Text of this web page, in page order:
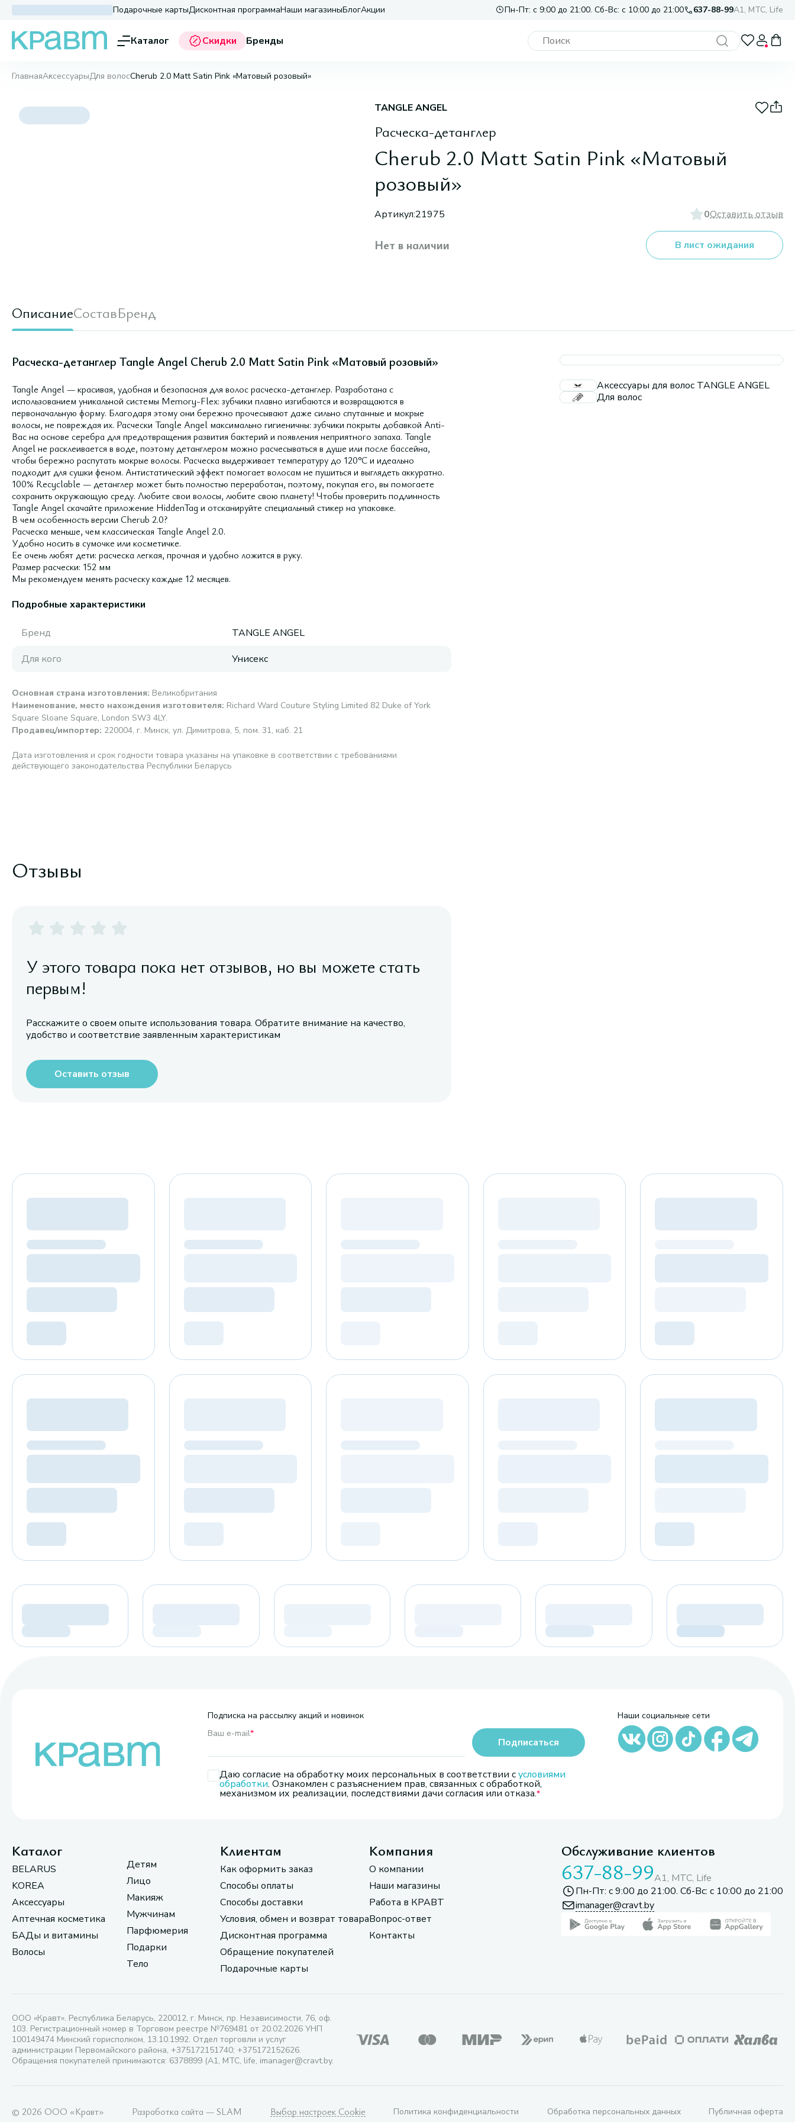
Подарочные картыДисконтная программаНаши магазиныБлогАкции Пн-Пт: с 9:00 до 21:00. Сб-Вс: с 10:00 до 21:00 637-88-99A1, МТС, Life
Каталог Скидки Бренды
ГлавнаяАксессуарыДля волосCherub 2.0 Matt Satin Pink «Матовый розовый»
TANGLE ANGEL
Расческа-детанглер
Cherub 2.0 Matt Satin Pink «Матовый
розовый»
Артикул:21975 0Оставить отзыв
Нет в наличии В лист ожидания
ОписаниеСоставБренд
Расческа-детанглер Tangle Angel Cherub 2.0 Matt Satin Pink «Матовый розовый»
Tangle Angel — красивая, удобная и безопасная для волос расческа-детанглер. Разработана с
использованием уникальной системы Memory-Flex: зубчики плавно изгибаются и возвращаются в
первоначальную форму. Благодаря этому они бережно прочесывают даже сильно спутанные и мокрые
волосы, не повреждая их. Расчески Tangle Angel максимально гигиеничны: зубчики покрыты добавкой Anti-
Bac на основе серебра для предотвращения развития бактерий и появления неприятного запаха. Tangle
Angel не расклеивается в воде, поэтому детанглером можно расчесываться в душе или после бассейна,
чтобы бережно распутать мокрые волосы. Расческа выдерживает температуру до 120°C и идеально
подходит для сушки феном. Антистатический эффект помогает волосам не пушиться и выглядеть аккуратно.
100% Recyclable — детанглер может быть полностью переработан, поэтому, покупая его, вы помогаете
сохранить окружающую среду. Любите свои волосы, любите свою планету! Чтобы проверить подлинность
Tangle Angel скачайте приложение HiddenTag и отсканируйте специальный стикер на упаковке.
В чем особенность версии Cherub 2.0?
Расческа меньше, чем классическая Tangle Angel 2.0.
Удобно носить в сумочке или косметичке.
Ее очень любят дети: расческа легкая, прочная и удобно ложится в руку.
Размер расчески: 152 мм
Мы рекомендуем менять расческу каждые 12 месяцев.
Подробные характеристики
Бренд
TANGLE ANGEL
Для кого
Унисекс
Основная страна изготовления: Великобритания
Наименование, место нахождения изготовителя: Richard Ward Couture Styling Limited 82 Duke of York
Square Sloane Square, London SW3 4LY.
Продавец/импортер: 220004, г. Минск, ул. Димитрова, 5, пом. 31, каб. 21
Дата изготовления и срок годности товара указаны на упаковке в соответствии с требованиями
действующего законодательства Республики Беларусь
Аксессуары для волос TANGLE ANGEL
Для волос
Отзывы
У этого товара пока нет отзывов, но вы можете стать
первым!
Расскажите о своем опыте использования товара. Обратите внимание на качество,
удобство и соответствие заявленным характеристикам
Оставить отзыв
Подписка на рассылку акций и новинок
Ваш e-mail*
Даю согласие на обработку моих персональных в соответствии сусловиями
обработки. Ознакомлен с разъяснением прав, связанных с обработкой,
механизмом их реализации, последствиями дачи согласия или отказа.
Подписаться
Наши социальные сети
Каталог
BELARUS
KOREA
Аксессуары
Аптечная косметика
БАДы и витамины
Волосы
Детям
Лицо
Макияж
Мужчинам
Парфюмерия
Подарки
Тело
Клиентам
Как оформить заказ
Способы оплаты
Способы доставки
Условия, обмен и возврат товара
Дисконтная программа
Обращение покупателей
Подарочные карты
Компания
О компании
Наши магазины
Работа в КРАВТ
Вопрос-ответ
Контакты
Обслуживание клиентов
637-88-99A1, МТС, Life
Пн-Пт: с 9:00 до 21:00. Сб-Вс: с 10:00 до 21:00
imanager@cravt.by
ООО «Кравт». Республика Беларусь, 220012, г. Минск, пр. Независимости, 76, оф.
103. Регистрационный номер в Торговом реестре №769481 от 20.02.2026 УНП
100149474 Минский горисполком, 13.10.1992. Отдел торговли и услуг
администрации Первомайского района, +375172151740; +375172152626.
Обращения покупателей принимаются: 6378899 (А1, МТС, life, imanager@cravt.by.
© 2026 ООО «Кравт» Разработка сайта — SLAM Выбор настроек Cookie Политика конфиденциальности Обработка персональных данных Публичная оферта